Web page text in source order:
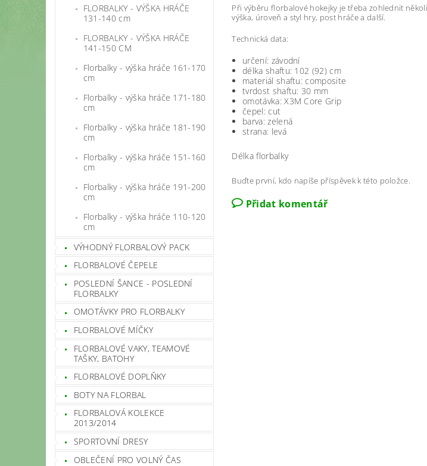
FLORBALKY - VÝŠKA HRÁČE
131-140 cm
FLORBALKY - VÝŠKA HRÁČE
141-150 CM
Florbalky - výška hráče 161-170
cm
Florbalky - výška hráče 171-180
cm
Florbalky - výška hráče 181-190
cm
Florbalky - výška hráče 151-160
cm
Florbalky - výška hráče 191-200
cm
Florbalky - výška hráče 110-120
cm
VÝHODNÝ FLORBALOVÝ PACK
FLORBALOVÉ ČEPELE
POSLEDNÍ ŠANCE - POSLEDNÍ
FLORBALKY
OMOTÁVKY PRO FLORBALKY
FLORBALOVÉ MÍČKY
FLORBALOVÉ VAKY, TEAMOVÉ
TAŠKY, BATOHY
FLORBALOVÉ DOPLŇKY
BOTY NA FLORBAL
FLORBALOVÁ KOLEKCE
2013/2014
SPORTOVNÍ DRESY
OBLEČENÍ PRO VOLNÝ ČAS
Při výběru florbalové hokejky je třeba zohlednit
výška, úroveň a styl hry, post hráče a další.
Technická data:
určení: závodní
délka shaftu: 102 (92) cm
materiál shaftu: composite
tvrdost shaftu: 30 mm
omotávka: X3M Core Grip
čepel: cut
barva: zelená
strana: levá
Délka florbalky
Buďte první, kdo napíše příspěvek k této položce.
Přidat komentář